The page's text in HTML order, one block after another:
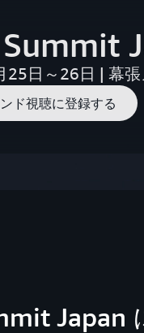
Summit
25日～26日 | 幕張
ド視聴に登録する
Japan